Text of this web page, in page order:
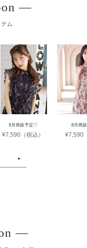
―
ム
8月再販予定♡
¥7,590（税込）
8月再
¥7,590
―